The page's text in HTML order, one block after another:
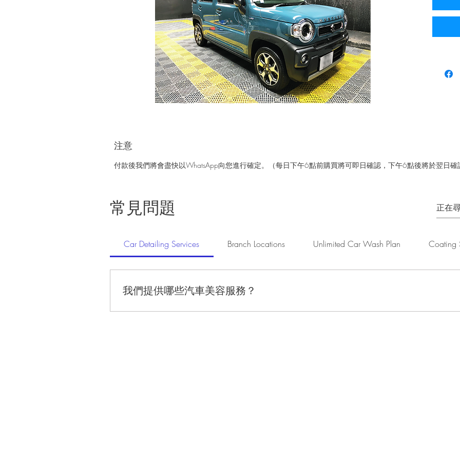
注意
付款後我們將會盡快以WhatsApp向您進行確定。（每日下午6點前購買將可即日確認，下午6點後將於翌日確
常見問題
Car Detailing Services Branch Locations Unlimited Car Wash Plan Coating
我們提供哪些汽車美容服務？